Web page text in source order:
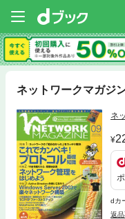
ネットワークマガジ
ネ
dカ
返